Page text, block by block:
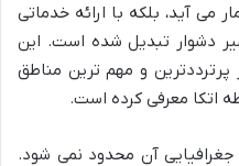
می آید، بلکه با ارائه خدماتی
دشوار تبدیل شده است. این
پرترددترین و مهم ترین مناطق
اتکا معرفی کرده است.
آن محدود نمی شود.